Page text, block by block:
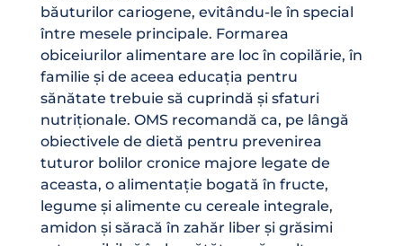
băuturilor cariogene, evitându-le în special
între mesele principale. Formarea
obiceiurilor alimentare are loc în copilărie, în
familie și de aceea educația pentru
sănătate trebuie să cuprindă și sfaturi
nutriționale. OMS recomandă ca, pe lângă
obiectivele de dietă pentru prevenirea
tuturor bolilor cronice majore legate de
aceasta, o alimentație bogată în fructe,
legume și alimente cu cereale integrale,
amidon și săracă în zahăr liber și grăsimi